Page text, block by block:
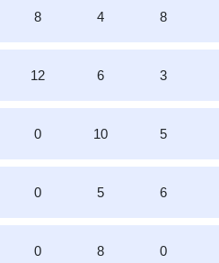
8 4 8
12 6 3
0 10 5
0 5 6
0 8 0